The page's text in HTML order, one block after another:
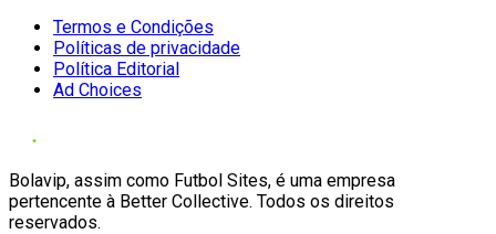
Termos e Condições
Políticas de privacidade
Política Editorial
Ad Choices
Bolavip, assim como Futbol Sites, é uma empresa
pertencente à Better Collective. Todos os direitos
reservados.